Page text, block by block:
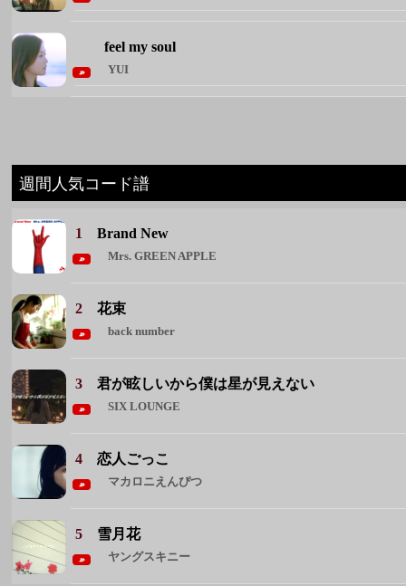
feel my soul
YUI
週間人気コード譜
1Brand New
Mrs. GREEN APPLE
2花束
back number
3君が眩しいから僕は星が見えない
SIX LOUNGE
4恋人ごっこ
マカロニえんぴつ
5 雪月花
ヤングスキニー